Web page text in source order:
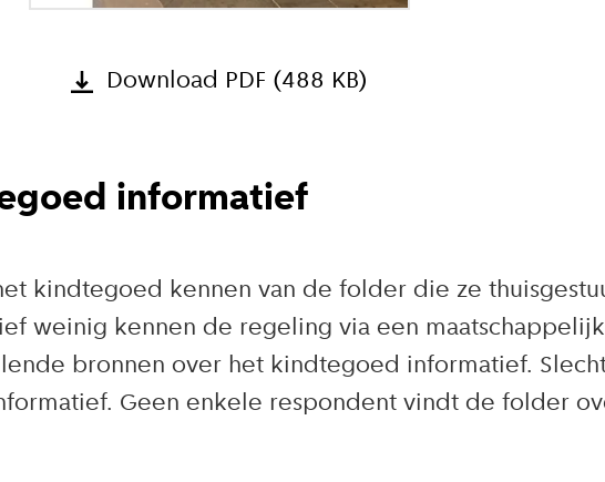
Download PDF (488 KB)
informatief
kindtegoed kennen van de folder die ze
weinig kennen de regeling via een
bronnen over het kindtegoed informatief.
Geen enkele respondent vindt de folder